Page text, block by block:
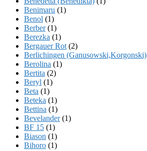
Benimaru (1)
Benol (1)
Berber(1)
Berezka (1)
Bergauer Rot (2)
Berlichingen (Ganusowski,Korgonski)
Berolina (1)
Bertita (2)
Beryl (1)
Beta (1)
Beteka (1)
Bettina (1)
Bevelander(1)
BF 15 (1)
Biason (1)
Bihoro (1)